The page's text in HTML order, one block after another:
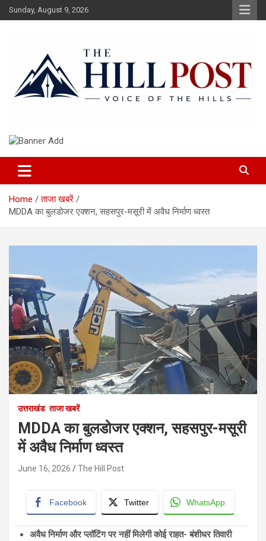
Skip
to
Sunday, August 9, 2026
The Hillpost
Home
ताजा खबरें
MDDA का बुलडोजर एक्शन, सहसपुर-मसूरी में अवैध निर्माण ध्वस्त
उत्तराखंड ताजा खबरें
MDDA का बुलडोजर एक्शन, सहसपुर-मसूरी
में अवैध निर्माण ध्वस्त
June 16, 2026 The Hill Post
Facebook Twitter WhatsApp
अवैध निर्माण और प्लॉटिंग पर नहीं मिलेगी कोई राहत- बंशीधर तिवारी